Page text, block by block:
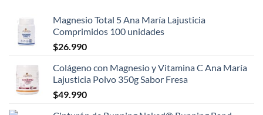
Magnesio Total 5 Ana María Lajusticia
Comprimidos 100 unidades
$26.990
Colágeno con Magnesio y Vitamina C Ana María
Lajusticia Polvo 350g Sabor Fresa
$49.990